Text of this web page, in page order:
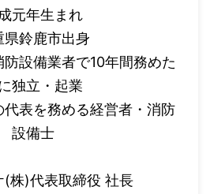
元年生まれ
県鈴鹿市出身
設備業者で10年間務めた
独立・起業
表を務める経営者・消防
設備士
(株)代表取締役 社長